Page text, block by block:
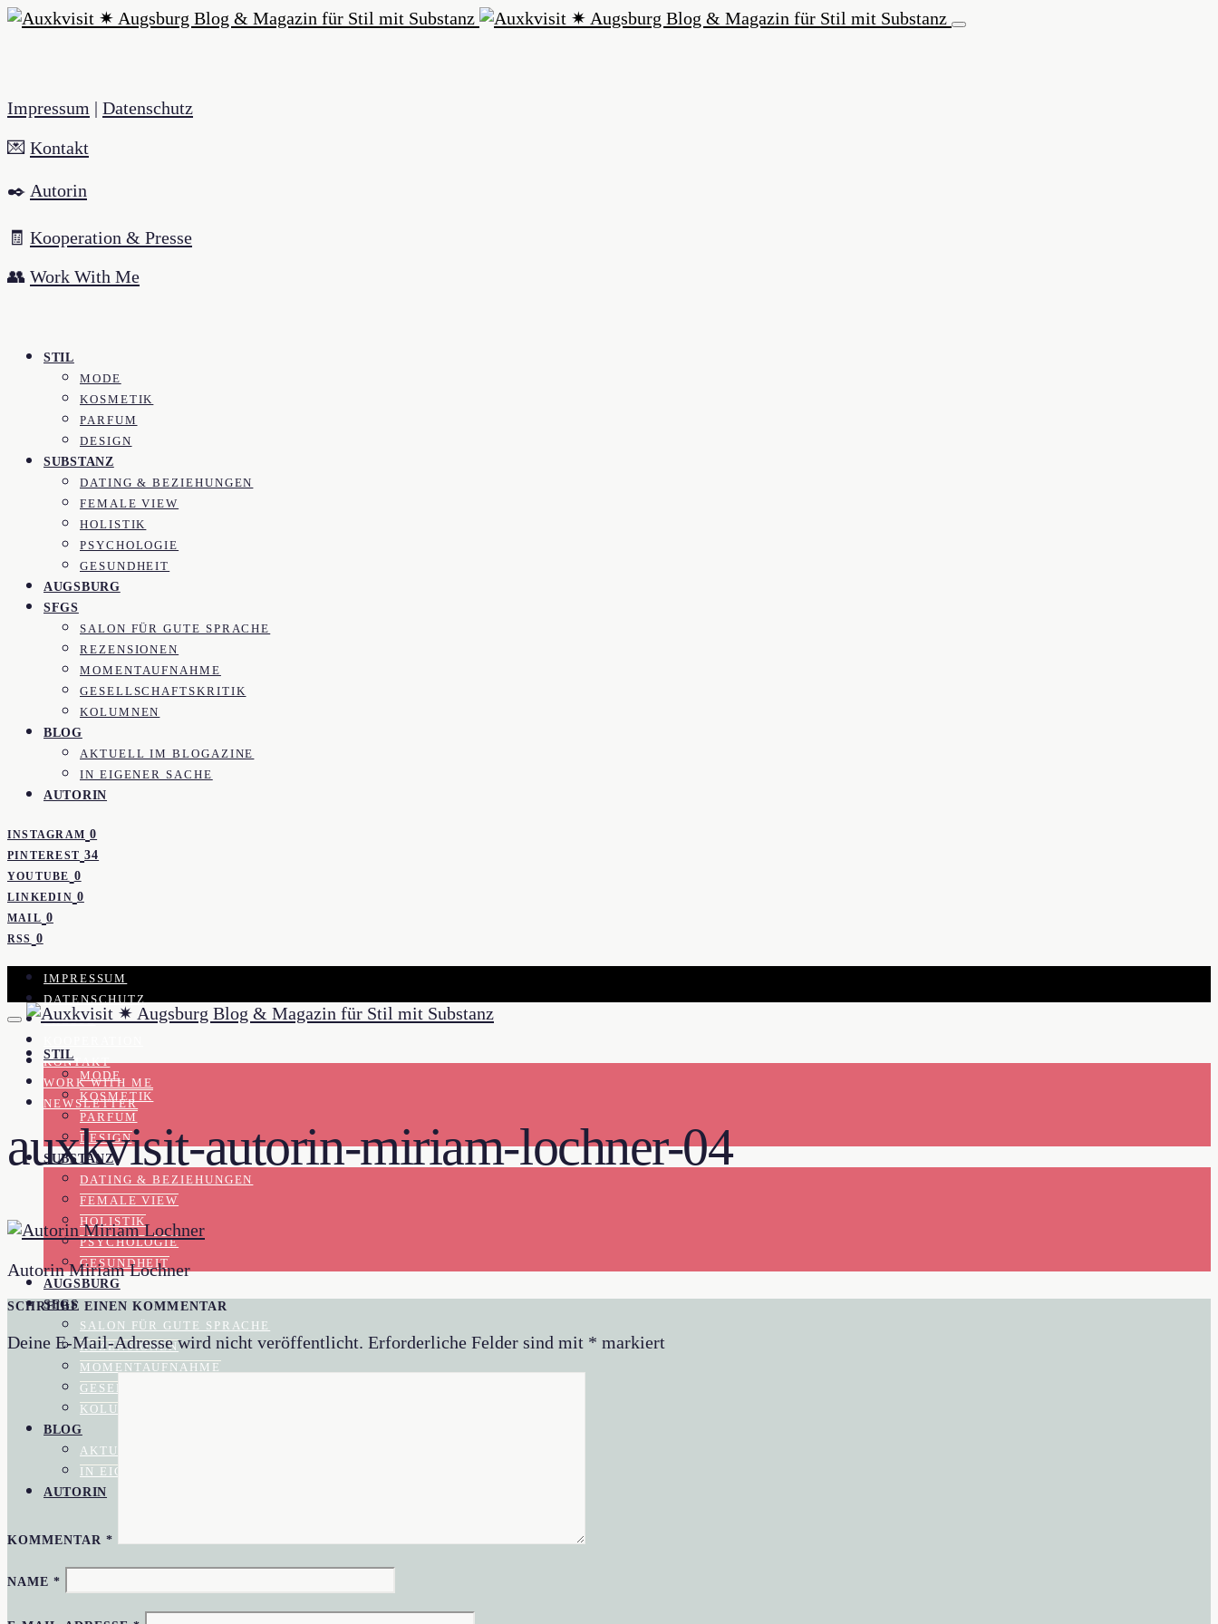
Impressum | Datenschutz
💌 Kontakt
✒️ Autorin
🧾 Kooperation & Presse
👥 Work With Me
STIL
MODE
KOSMETIK
PARFUM
DESIGN
SUBSTANZ
DATING & BEZIEHUNGEN
FEMALE VIEW
HOLISTIK
PSYCHOLOGIE
GESUNDHEIT
AUGSBURG
SFGS
SALON FÜR GUTE SPRACHE
REZENSIONEN
MOMENTAUFNAHME
GESELLSCHAFTSKRITIK
KOLUMNEN
BLOG
AKTUELL IM BLOGAZINE
IN EIGENER SACHE
AUTORIN
INSTAGRAM 0
PINTEREST 34
YOUTUBE 0
LINKEDIN 0
MAIL 0
RSS 0
IMPRESSUM
DATENSCHUTZ
PRESSE
KONTAKT
WORK WITH ME
NEWSLETTER
STIL
MODE
KOSMETIK
PARFUM
DESIGN
SUBSTANZ
DATING & BEZIEHUNGEN
FEMALE VIEW
HOLISTIK
PSYCHOLOGIE
GESUNDHEIT
AUGSBURG
SFGS
SALON FÜR GUTE SPRACHE
REZENSIONEN
MOMENTAUFNAHME
GESELLSCHAFTSKRITIK
KOLUMNEN
BLOG
AKTUELL IM BLOGAZINE
IN EIGENER SACHE
AUTORIN
auxkvisit-autorin-miriam-lochner-04
Autorin Miriam Lochner
SCHREIBE EINEN KOMMENTAR
Deine E-Mail-Adresse wird nicht veröffentlicht. Erforderliche Felder sind mit * markiert
KOMMENTAR*
NAME*